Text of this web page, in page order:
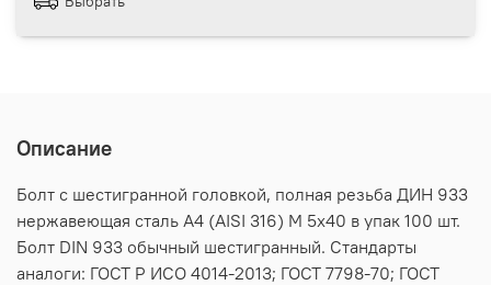
Описание
Болт с шестигранной головкой, полная резьба ДИН 933
нержавеющая сталь А4 (AISI 316) M 5х40 в упак 100 шт.
Болт DIN 933 обычный шестигранный. Стандарты
аналоги: ГОСТ Р ИСО 4014-2013; ГОСТ 7798-70; ГОСТ